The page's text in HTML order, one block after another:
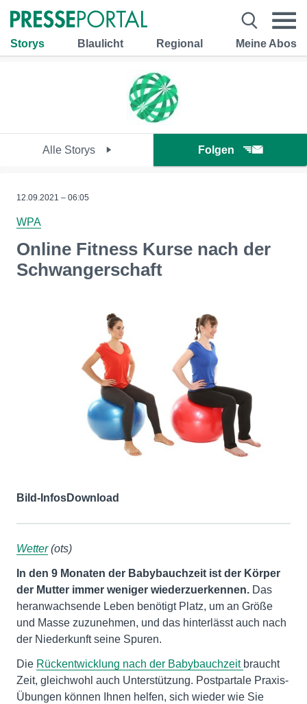
Storys Blaulicht Regional Meine Abos
Alle Storys Folgen
12.09.2021 – 06:05
WPA
Online Fitness Kurse nach der
Schwangerschaft
Bild-InfosDownload
Wetter(ots)
In den 9 Monaten der Babybauchzeit ist der Körper
der Mutter immer weniger wiederzuerkennen. Das
heranwachsende Leben benötigt Platz, um an Größe
und Masse zuzunehmen, und das hinterlässt auch nach
der Niederkunft seine Spuren.
Die Rückentwicklung nach der Babybauchzeit braucht
Zeit, gleichwohl auch Unterstützung. Postpartale Praxis-
Übungen können Ihnen helfen, sich wieder wie Sie